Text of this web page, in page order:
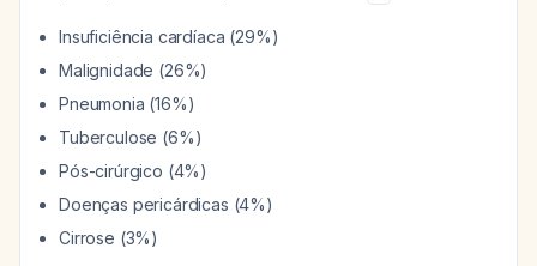
Insuficiência cardíaca (29%)
Malignidade (26%)
Pneumonia (16%)
Tuberculose (6%)
Pós-cirúrgico (4%)
Doenças pericárdicas (4%)
Cirrose (3%)